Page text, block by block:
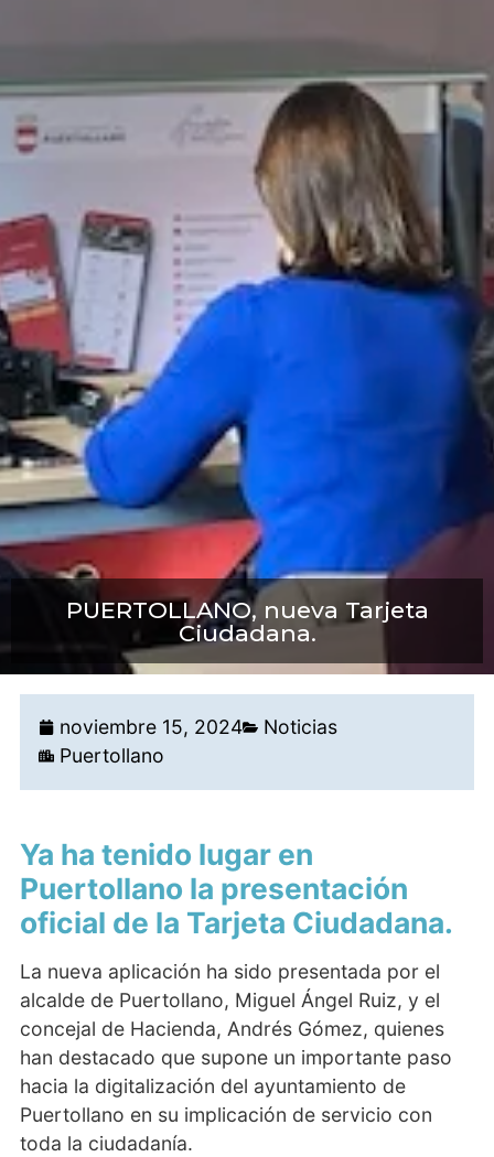
PUERTOLLANO, nueva Tarjeta
Ciudadana.
noviembre 15, 2024
Noticias
Puertollano
Ya ha tenido lugar en
Puertollano la presentación
oficial de la Tarjeta Ciudadana.
La nueva aplicación ha sido presentada por el
alcalde de Puertollano, Miguel Ángel Ruiz, y el
concejal de Hacienda, Andrés Gómez, quienes
han destacado que supone un importante paso
hacia la digitalización del ayuntamiento de
Puertollano en su implicación de servicio con
toda la ciudadanía.